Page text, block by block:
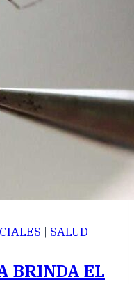
| SALUD
BRINDA EL